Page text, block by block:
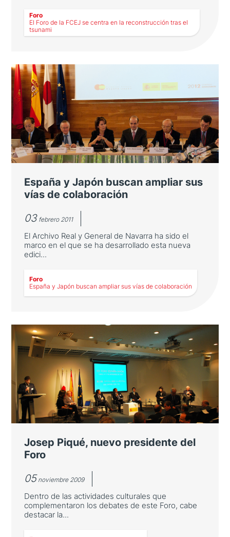
LEER MÁS
Foro
El Foro de la FCEJ se centra en la reconstrucción tras el
tsunami
El Foro de la FCEJ se centra en la
reconstrucción tras el tsunami
Sendai, capital de una de las prefecturas más
afectadas por el terremoto y tsunami de
marzo de 2011, fue la sede elegida para el XIV
Foro, como símbolo de amistad y solidaridad
LEER MÁS
España y Japón buscan ampliar sus
vías de colaboración
03febrero 2011
El Archivo Real y General de Navarra ha sido el
marco en el que se ha desarrollado esta nueva
edici...
Foro
España y Japón buscan ampliar sus vías de colaboración
España y Japón buscan ampliar
sus vías de colaboración
El Archivo Real y General de Navarra ha sido
el marco en el que se ha desarrollado esta
nueva edición del Foro que ha supuesto un
paso importante en la mejora de su interés y
Josep Piqué, nuevo presidente del
Foro
05 noviembre 2009
Dentro de las actividades culturales que
complementaron los debates de este Foro, cabe
destacar la...